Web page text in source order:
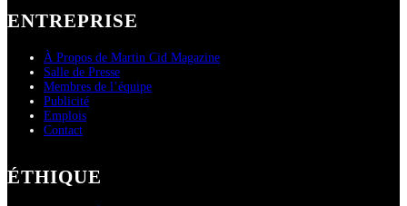
ENTREPRISE
À Propos de Martin Cid Magazine
Salle de Presse
Membres de l’équipe
Publicité
Emplois
Contact
ÉTHIQUE